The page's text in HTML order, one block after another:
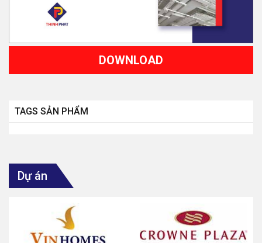
DOWNLOAD
TAGS SẢN PHẨM
Dự án